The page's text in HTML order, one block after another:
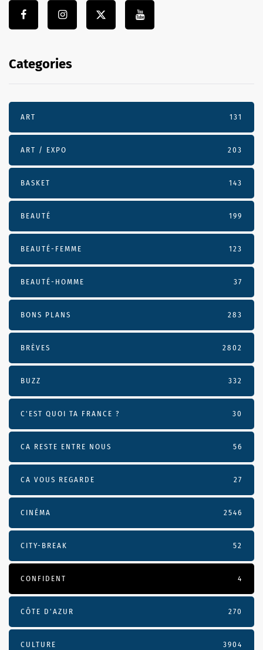
Categories
ART 131
ART / EXPO 203
BASKET 143
BEAUTÉ 199
BEAUTÉ-FEMME 123
BEAUTÉ-HOMME 37
BONS PLANS 283
BRÈVES 2802
BUZZ 332
C'EST QUOI TA FRANCE ? 30
CA RESTE ENTRE NOUS 56
CA VOUS REGARDE 27
CINÉMA 2546
CITY-BREAK 52
CONFIDENT 4
CÔTE D’AZUR 270
CULTURE 3904